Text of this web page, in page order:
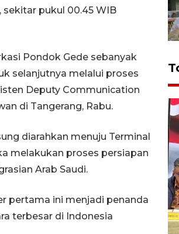
sekitar pukul 00.45 WIB
Pondok Gede sebanyak
selanjutnya melalui proses
Deputy Communication
di Tangerang, Rabu.
diarahkan menuju Terminal
melakukan proses persiapan
Arab Saudi.
pertama ini menjadi penanda
terbesar di Indonesia